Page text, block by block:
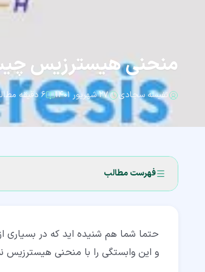
منحنی هیسترزیس
نفیسه سجادی ۲۷ شهریور ۱۴۰۱ ۶ دقیقه مطالعه
فهرست مطالب
۲‏- 2 پدیده هیسترزیس به بیان ساده (Hysteresis)
۳‏- 3 انواع هیسترزیس
حتما شما هم شنیده اید که در
و این وابستگی را با منحنی